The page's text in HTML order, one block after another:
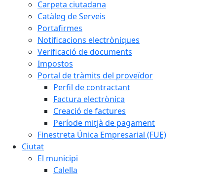
Carpeta ciutadana
Catàleg de Serveis
Portafirmes
Notificacions electròniques
Verificació de documents
Impostos
Portal de tràmits del proveïdor
Perfil de contractant
Factura electrònica
Creació de factures
Període mitjà de pagament
Finestreta Única Empresarial (FUE)
Ciutat
El municipi
Calella